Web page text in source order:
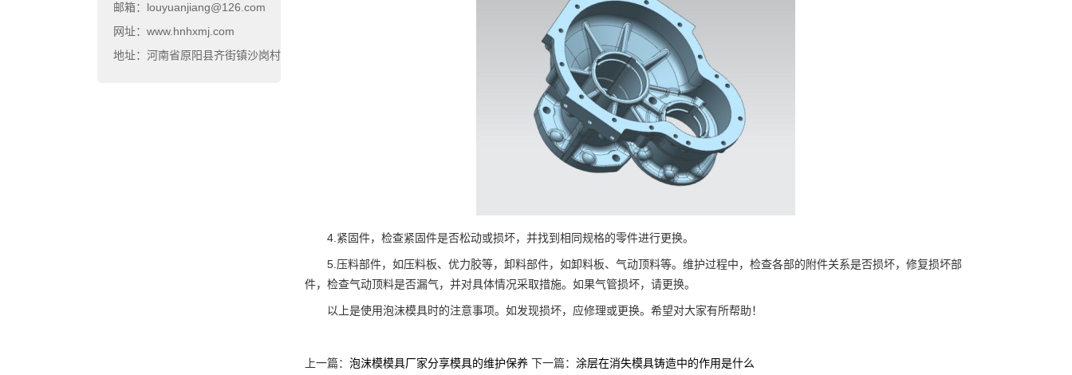
邮箱：louyuanjiang@126.com
网址：www.hnhxmj.com
地址：河南省原阳县齐街镇沙岗村
4.紧固件，检查紧固件是否松动或损坏，并找到相同规格的零件进行更换。
5.压料部件，如压料板、优力胶等，卸料部件，如卸料板、气动顶料等。维护过程中，检查各部的附件关系是否损坏，修复损坏部
件，检查气动顶料是否漏气，并对具体情况采取措施。如果气管损坏，请更换。
以上是使用泡沫模具时的注意事项。如发现损坏，应修理或更换。希望对大家有所帮助！
上一篇： 泡沫模模具厂家分享模具的维护保养 下一篇： 涂层在消失模具铸造中的作用是什么